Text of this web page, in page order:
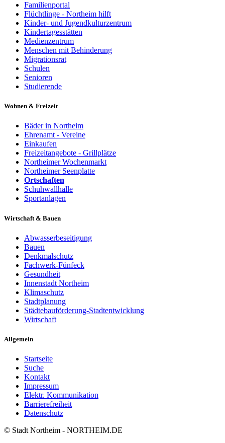
Familienportal
Flüchtlinge - Northeim hilft
Kinder- und Jugendkulturzentrum
Kindertagesstätten
Medienzentrum
Menschen mit Behinderung
Migrationsrat
Schulen
Senioren
Studierende
Wohnen & Freizeit
Bäder in Northeim
Ehrenamt - Vereine
Einkaufen
Freizeitangebote - Grillplätze
Northeimer Wochenmarkt
Northeimer Seenplatte
Ortschaften
Schuhwallhalle
Sportanlagen
Wirtschaft & Bauen
Abwasserbeseitigung
Bauen
Denkmalschutz
Fachwerk-Fünfeck
Gesundheit
Innenstadt Northeim
Klimaschutz
Stadtplanung
Städtebauförderung-Stadtentwicklung
Wirtschaft
Allgemein
Startseite
Suche
Kontakt
Impressum
Elektr. Kommunikation
Barrierefreiheit
Datenschutz
© Stadt Northeim - NORTHEIM.DE